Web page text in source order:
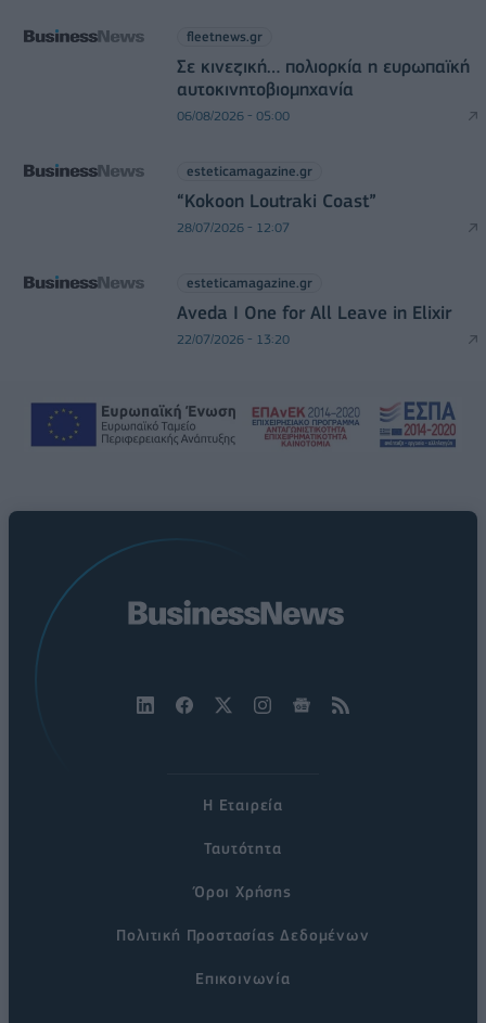
fleetnews.gr
Σε κινεζική… πολιορκία η ευρωπαϊκή
αυτοκινητοβιομηχανία
06/08/2026 - 05:00
esteticamagazine.gr
“Kokoon Loutraki Coast”
28/07/2026 - 12:07
esteticamagazine.gr
Aveda I One for All Leave in Elixir
22/07/2026 - 13:20
Η Εταιρεία
Ταυτότητα
Όροι Χρήσης
Πολιτική Προστασίας Δεδομένων
Επικοινωνία